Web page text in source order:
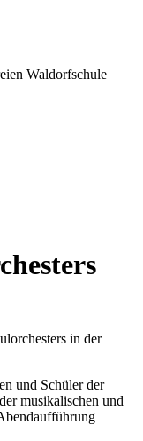
in der
und Schüler der
musikalischen und